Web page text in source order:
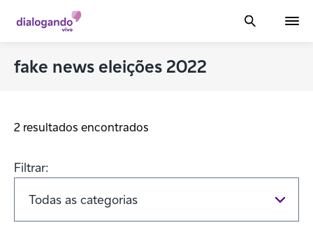
fake news eleições 2022
2 resultados encontrados
Filtrar: